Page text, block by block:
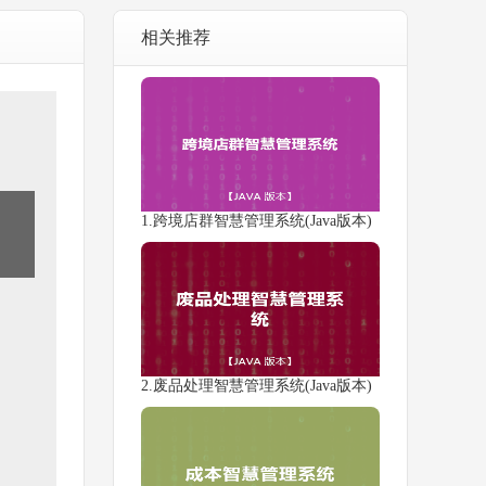
相关推荐
1.跨境店群智慧管理系统(Java版本)
2.废品处理智慧管理系统(Java版本)